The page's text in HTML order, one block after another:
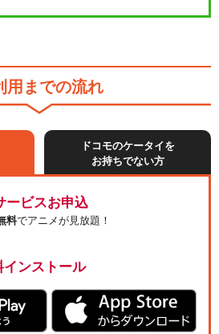
用までの流れ
ドコモのケータイを
お持ちでない方
ービスお申込
料でアニメが見放題！
インストール